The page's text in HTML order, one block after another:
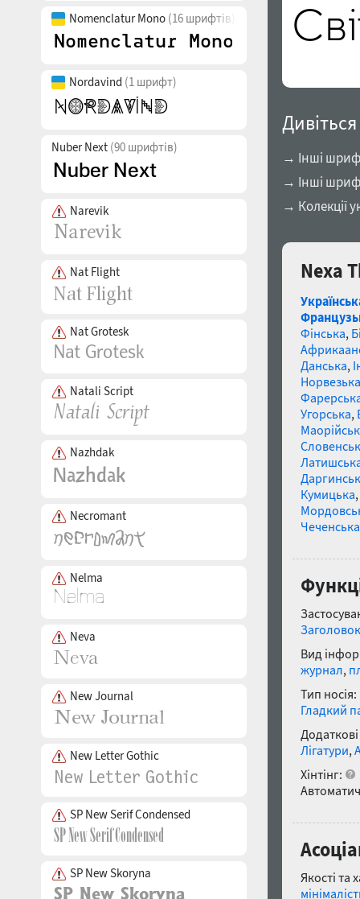
Nomenclatur Mono (16 шрифтів)
Nordavind (1 шрифт)
Nuber Next (90 шрифтів)
Narevik
Nat Flight
Nat Grotesk
Natali Script
Nazhdak
Necromant
Nelma
Neva
New Journal
New Letter Gothic
SP New Serif Condensed
SP New Skoryna
→ Інші
→ Інші
→ Колекції
Nexa
Фінська,
Данська,
Норвезька
Угорська,
Кумицька,
Чеченська
Заголовок
Вид
журнал,
Тип носія:
Гладкий
Лігатури,
Хінтінг:
Якості та